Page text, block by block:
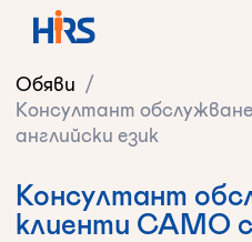
Обяви /
Консултант
английски език
Консултант
клиенти САМО с